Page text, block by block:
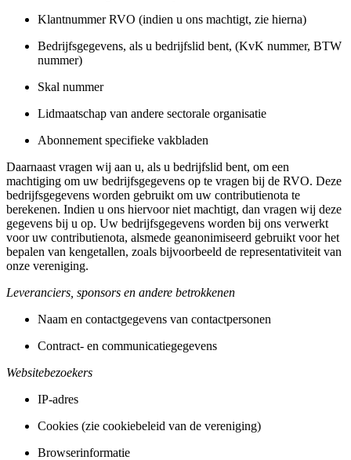
Klantnummer RVO (indien u ons machtigt, zie hierna)
Bedrijfsgegevens, als u bedrijfslid bent, (KvK nummer, BTW
nummer)
Skal nummer
Lidmaatschap van andere sectorale organisatie
Abonnement specifieke vakbladen
Daarnaast vragen wij aan u, als u bedrijfslid bent, om een
machtiging om uw bedrijfsgegevens op te vragen bij de RVO. Deze
bedrijfsgegevens worden gebruikt om uw contributienota te
berekenen. Indien u ons hiervoor niet machtigt, dan vragen wij deze
gegevens bij u op. Uw bedrijfsgegevens worden bij ons verwerkt
voor uw contributienota, alsmede geanonimiseerd gebruikt voor het
bepalen van kengetallen, zoals bijvoorbeeld de representativiteit van
onze vereniging.
Leveranciers, sponsors en andere betrokkenen
Naam en contactgegevens van contactpersonen
Contract- en communicatiegegevens
Websitebezoekers
IP-adres
Cookies (zie cookiebeleid van de vereniging)
Browserinformatie